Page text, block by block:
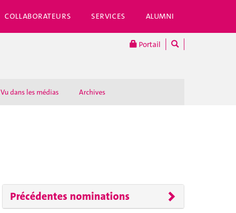
COLLABORATEURS SERVICES ALUMNI
Portail
Vu dans les médias Archives
Précédentes nominations